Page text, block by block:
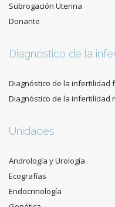
Subrogación Uterina
Donante
Diagnóstico de la
Diagnóstico de la infertilidad
Diagnóstico de la infertilidad
Unidades
Andrología y Urología
Ecografías
Endocrinología